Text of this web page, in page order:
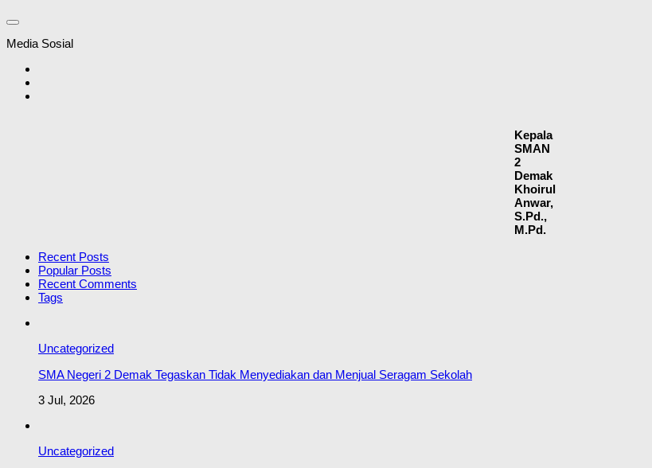
Media Sosial
Kepala
SMAN
2
Demak
Khoirul
Anwar,
S.Pd.,
M.Pd.
Recent Posts
Popular Posts
Recent Comments
Tags
Uncategorized
SMA Negeri 2 Demak Tegaskan Tidak Menyediakan dan Menjual Seragam Sekolah
3 Jul, 2026
Uncategorized